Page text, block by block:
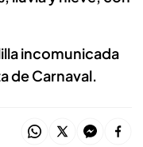
incomunicada
de Carnaval.